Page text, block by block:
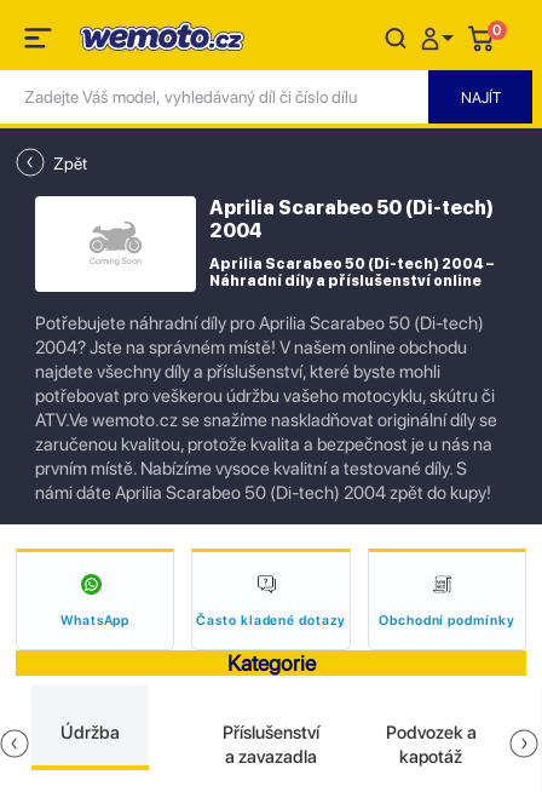
0
Zpět
Aprilia Scarabeo 50 (Di-tech)
2004
Aprilia Scarabeo 50 (Di-tech) 2004 –
Náhradní díly a příslušenství online
Potřebujete náhradní díly pro Aprilia Scarabeo 50 (Di-tech)
2004? Jste na správném místě! V našem online obchodu
najdete všechny díly a příslušenství, které byste mohli
potřebovat pro veškerou údržbu vašeho motocyklu, skútru či
ATV.Ve wemoto.cz se snažíme naskladňovat originální díly se
zaručenou kvalitou, protože kvalita a bezpečnost je u nás na
prvním místě. Nabízíme vysoce kvalitní a testované díly. S
námi dáte Aprilia Scarabeo 50 (Di-tech) 2004 zpět do kupy!
WhatsApp Často kladené dotazy Obchodní podmínky
Kategorie
Údržba
Příslušenství
a zavazadla
Podvozek a
kapotáž